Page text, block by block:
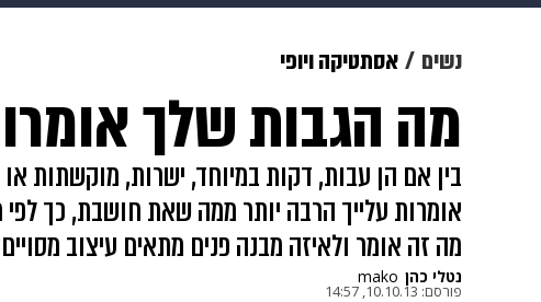
מוזיקה
דיגיטל גאווה ויוה משפט
נשים אסתטיקה ויופי
מה הגבות שלך
בין אם הן עבות, דקות במיוחד, ישרות, מוקשתות
אומרות עלייך הרבה יותר ממה שאת חושבת, כך לפי
מה זה אומר ולאיזה מבנה פנים מתאים עיצוב
נטלי כהן mako
פורסם: 10.10.13, 14:57